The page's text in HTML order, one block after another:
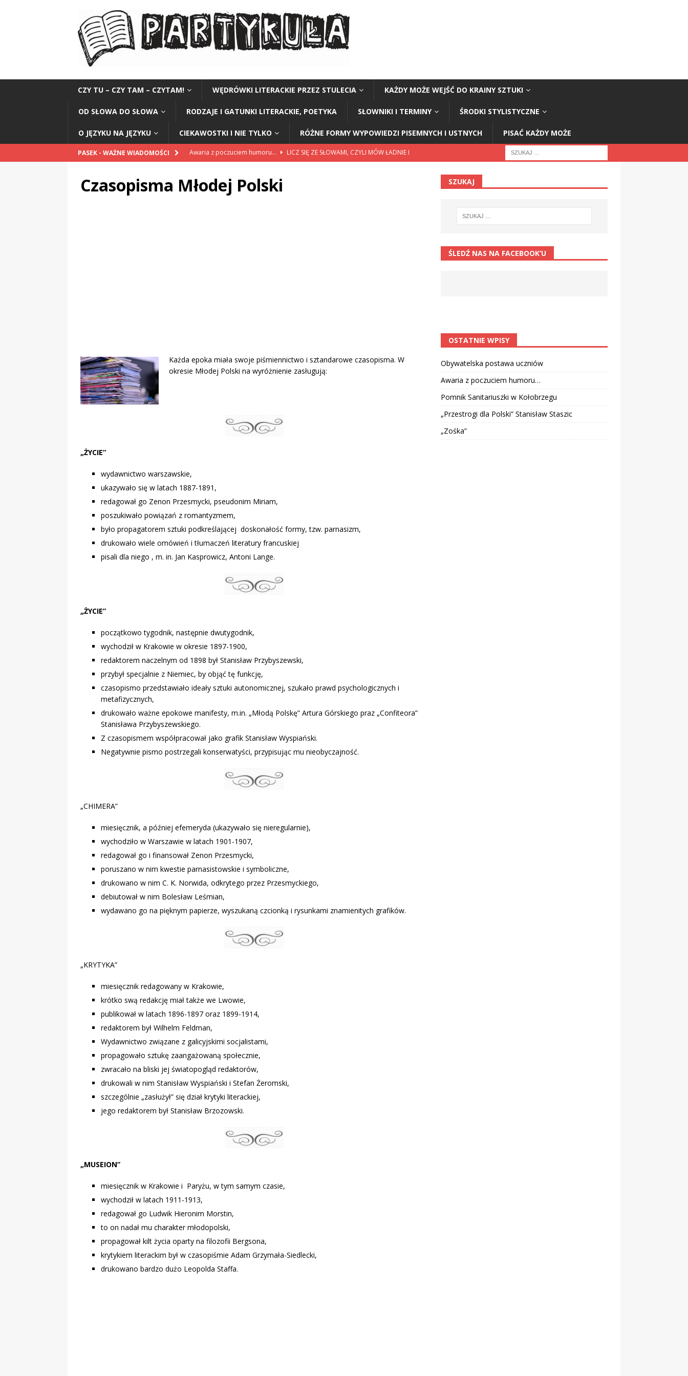
CZY TU – CZY TAM – CZYTAM! WĘDRÓWKI LITERACKIE PRZEZ STULECIA KAŻDY MOŻE WEJŚĆ DO KRAINY SZTUKI
OD SŁOWA DO SŁOWA RODZAJE I GATUNKI LITERACKIE, POETYKA SŁOWNIKI I TERMINY ŚRODKI STYLISTYCZNE
O JĘZYKU NA JĘZYKU CIEKAWOSTKI I NIE TYLKO RÓŻNE FORMY WYPOWIEDZI PISEMNYCH I USTNYCH PISAĆ KAŻDY MOŻE
PASEK - WAŻNE WIADOMOŚCI Awaria z poczuciem humoru…
LICZ SIĘ ZE SŁOWAMI, CZYLI MÓW ŁADNIE I
Pomnik Sanitariuszki w Kołobrzegu
Czasopisma Młodej Polski
Każda epoka miała swoje piśmiennictwo i sztandarowe czasopisma. W
okresie Młodej Polski na wyróżnienie zasługują:
„ŻYCIE”
wydawnictwo warszawskie,
ukazywało się w latach 1887-1891,
redagował go Zenon Przesmycki, pseudonim Miriam,
poszukiwało powiązań z romantyzmem,
było propagatorem sztuki podkreślającej doskonałość formy, tzw. parnasizm,
drukowało wiele omówień i tłumaczeń literatury francuskiej
pisali dla niego , m. in. Jan Kasprowicz, Antoni Lange.
„ŻYCIE”
początkowo tygodnik, następnie dwutygodnik,
wychodził w Krakowie w okresie 1897-1900,
redaktorem naczelnym od 1898 był Stanisław Przybyszewski,
przybył specjalnie z Niemiec, by objąć tę funkcję,
czasopismo przedstawiało ideały sztuki autonomicznej, szukało prawd psychologicznych i
metafizycznych,
drukowało ważne epokowe manifesty, m.in. „Młodą Polskę” Artura Górskiego praz „Confiteora”
Stanisława Przybyszewskiego.
Z czasopismem współpracował jako grafik Stanisław Wyspiański.
Negatywnie pismo postrzegali konserwatyści, przypisując mu nieobyczajność.
„CHIMERA”
miesięcznik, a później efemeryda (ukazywało się nieregularnie),
wychodziło w Warszawie w latach 1901-1907,
redagował go i finansował Zenon Przesmycki,
poruszano w nim kwestie parnasistowskie i symboliczne,
drukowano w nim C. K. Norwida, odkrytego przez Przesmyckiego,
debiutował w nim Bolesław Leśmian,
wydawano go na pięknym papierze, wyszukaną czcionką i rysunkami znamienitych grafików.
„KRYTYKA”
miesięcznik redagowany w Krakowie,
krótko swą redakcję miał także we Lwowie,
publikował w latach 1896-1897 oraz 1899-1914,
redaktorem był Wilhelm Feldman,
Wydawnictwo związane z galicyjskimi socjalistami,
propagowało sztukę zaangażowaną społecznie,
zwracało na bliski jej światopogląd redaktorów,
drukowali w nim Stanisław Wyspiański i Stefan Żeromski,
szczególnie „zasłużył” się dział krytyki literackiej,
jego redaktorem był Stanisław Brzozowski.
„MUSEION”
miesięcznik w Krakowie i Paryżu, w tym samym czasie,
wychodził w latach 1911-1913,
redagował go Ludwik Hieronim Morstin,
to on nadał mu charakter młodopolski,
propagował kilt życia oparty na filozofii Bergsona,
krytykiem literackim był w czasopiśmie Adam Grzymała-Siedlecki,
drukowano bardzo dużo Leopolda Staffa.
SZUKAJ
ŚLEDŹ NAS NA FACEBOOK’U
OSTATNIE WPISY
Obywatelska postawa uczniów
Awaria z poczuciem humoru…
Pomnik Sanitariuszki w Kołobrzegu
„Przestrogi dla Polski” Stanisław Staszic
„Zośka”